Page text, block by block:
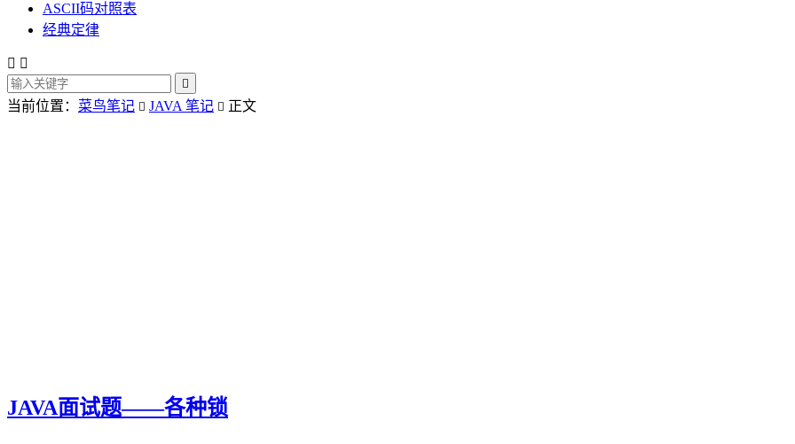
ASCII码对照表
经典定律
 

当前位置： 菜鸟笔记  JAVA 笔记  正文
JAVA面试题——各种锁